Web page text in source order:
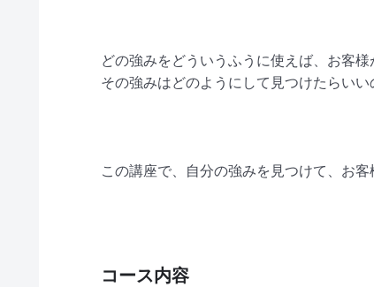
どの強みをどういうふうに使えば、お客
その強みはどのようにして見つけたらいい
この講座で、自分の強みを見つけて、お
コース内容